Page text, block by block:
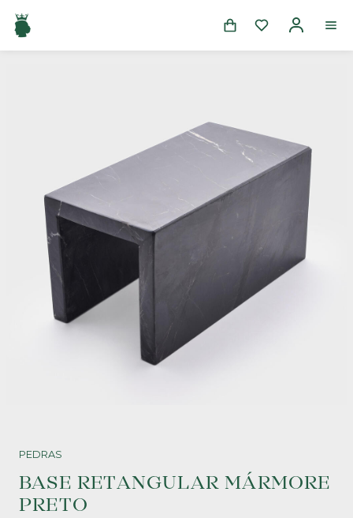
PEDRAS
BASE RETANGULAR MÁRMORE
PRETO